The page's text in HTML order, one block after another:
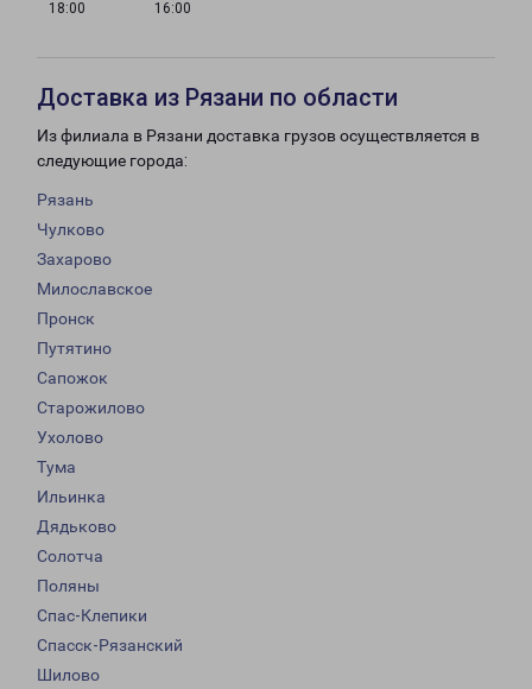
18:00
16:00
Доставка из Рязани по области
Из филиала в Рязани доставка грузов осуществляется в
следующие города:
Рязань
Чулково
Захарово
Милославское
Пронск
Путятино
Сапожок
Старожилово
Ухолово
Тума
Ильинка
Дядьково
Солотча
Поляны
Спас-Клепики
Спасск-Рязанский
Шилово